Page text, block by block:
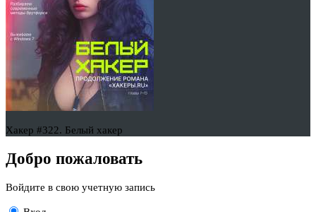
Хакер #322. Белый хакер
Добро пожаловать
Войдите в свою учетную запись